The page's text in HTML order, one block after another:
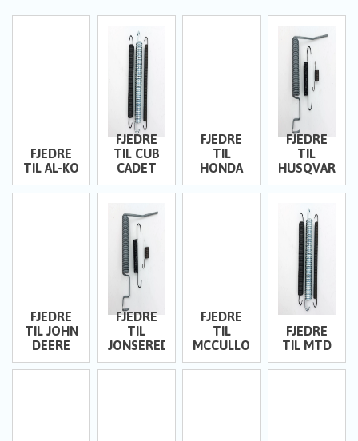
FJEDRE
TIL AL-KO
FJEDRE
TIL CUB
CADET
FJEDRE
TIL
HONDA
FJEDRE
TIL
HUSQVARNA
FJEDRE
TIL JOHN
DEERE
FJEDRE
TIL
JONSERED
FJEDRE
TIL
MCCULLOCH
FJEDRE
TIL MTD